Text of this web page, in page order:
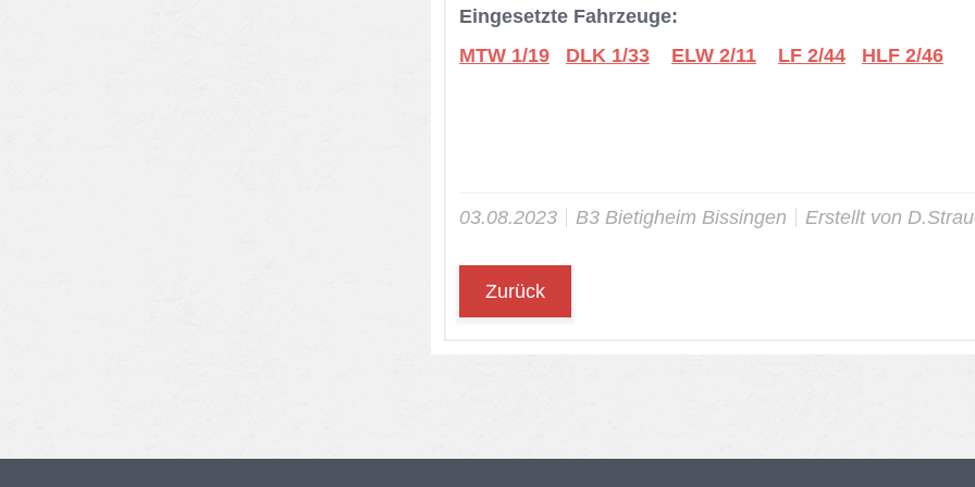
Eingesetzte Fahrzeuge:
MTW 1/19
DLK 1/33 ELW 2/11 LF 2/44 HLF 2/46
03.08.2023 B3 Bie­tig­heim Bis­sin­gen Er­stellt von
Zurück